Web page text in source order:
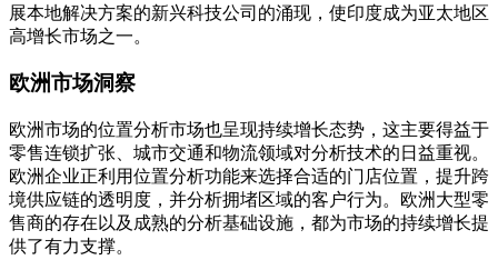
展本地解决方案的新兴科技公司的涌现，使印度成为亚太地区
高增长市场之一。
欧洲市场洞察
欧洲市场的位置分析市场也呈现持续增长态势，这主要得益于
零售连锁扩张、城市交通和物流领域对分析技术的日益重视。
欧洲企业正利用位置分析功能来选择合适的门店位置，提升跨
境供应链的透明度，并分析拥堵区域的客户行为。欧洲大型零
售商的存在以及成熟的分析基础设施，都为市场的持续增长提
供了有力支撑。